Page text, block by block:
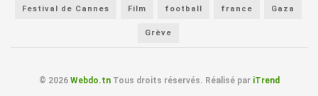
Festival de Cannes Film football france Gaza
Grève
© 2026 Webdo.tnTous droits réservés. Réalisé par iTrend